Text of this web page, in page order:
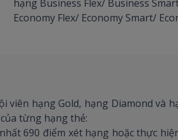
hạng Business Flex/ Business
Economy Flex/ Economy Smart/
viên hạng Gold, hạng Diamond và
từng hạng thẻ:
690 điểm xét hạng hoặc thực